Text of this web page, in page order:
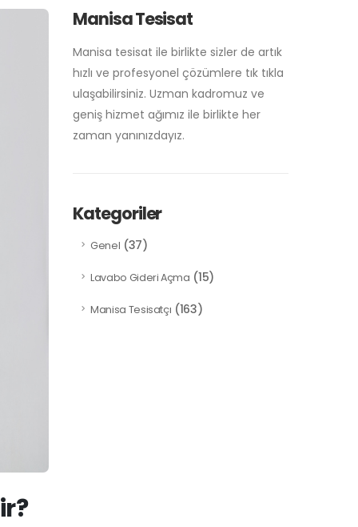
Manisa Tesisat
Manisa tesisat ile birlikte sizler de artık
hızlı ve profesyonel çözümlere tık tıkla
ulaşabilirsiniz. Uzman kadromuz ve
geniş hizmet ağımız ile birlikte her
zaman yanınızdayız.
Kategoriler
Genel (37)
Lavabo Gideri Açma (15)
Manisa Tesisatçı (163)